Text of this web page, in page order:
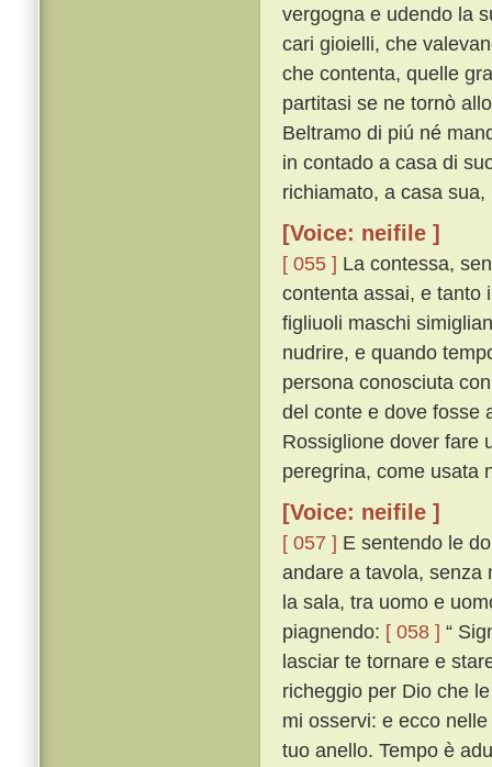
vergogna e udendo la
cari gioielli, che
che contenta, quelle
partitasi se ne tornò
Beltramo di piú né
in contado a casa di
richiamato, a casa
[Voice: neifile ]
[ 055 ] La contessa,
contenta assai, e tanto
figliuoli maschi
nudrire, e quando
persona conosciuta
del conte e dove fosse
Rossiglione dover fare
peregrina, come usata
[Voice: neifile ]
[ 057 ] E sentendo le
andare a tavola, senza
la sala, tra uomo e
piagnendo: [ 058 ] “
lasciar te tornare e
richeggio per Dio che
mi osservi: e ecco
tuo anello. Tempo è